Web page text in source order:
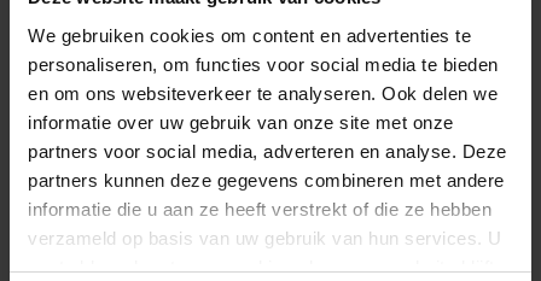
We gebruiken cookies om content en advertenties te
personaliseren, om functies voor social media te bieden
en om ons websiteverkeer te analyseren. Ook delen we
informatie over uw gebruik van onze site met onze
partners voor social media, adverteren en analyse. Deze
partners kunnen deze gegevens combineren met andere
informatie die u aan ze heeft verstrekt of die ze hebben
verzameld op basis van uw gebruik van hun services. U
gaat akkoord met onze cookies als u onze website blijft
El coche para andar GO es irresistible para cualquier niño
pequeño, ya que tiene colores alegres y un juego
emocionante. Las cuatro ruedas silenciosas aseguran su
estabilidad. El diseño ergonómico permite a tus hijos
mover las piernas libremente. Con el GO, podrán progresar
enormemente en su coordinación y sus habilidades
motrices. Hay todo un mundo por descubrir, y con el GO
pueden hacerlo al aire libre. El GO crece con tus hijos
durante meses y se convierte rápidamente en su mejor
amigo sobre ruedas.